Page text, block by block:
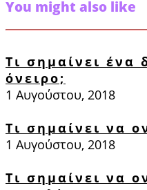
You might also like
Τι σημαίνει ένα
όνειρο;
1 Αυγούστου, 2018
Τι σημαίνει να
1 Αυγούστου, 2018
Τι σημαίνει να